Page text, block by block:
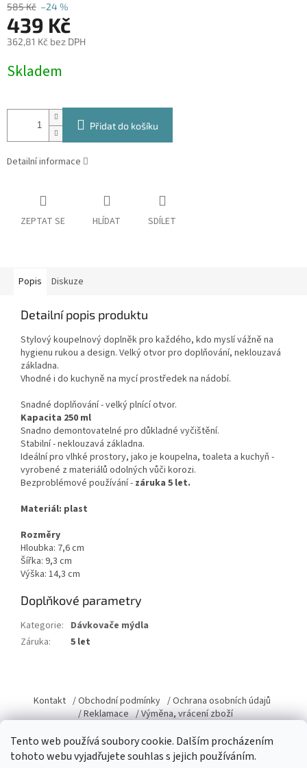
Tento web používá soubory cookie. Dalším procházením
tohoto webu vyjadřujete souhlas s jejich používáním.
585 Kč –24 %
439 Kč
362,81 Kč bez DPH
cena:
Skladem
Přidat do košíku
Detailní informace
ZEPTAT SE HLÍDAT SDÍLET
Popis Diskuze
Detailní popis produktu
Stylový koupelnový doplněk pro každého, kdo myslí vážně na
hygienu rukou a design. Velký otvor pro doplňování, neklouzavá
základna.
Vhodné i do kuchyně na mycí prostředek na nádobí.
Snadné doplňování - velký plnící otvor.
Kapacita 250 ml
Snadno demontovatelné pro důkladné vyčištění.
Stabilní - neklouzavá základna.
Ideální pro vlhké prostory, jako je koupelna, toaleta a kuchyň -
vyrobené z materiálů odolných vůči korozi.
Bezproblémové používání - záruka 5 let.
Materiál: plast
Rozměry
Hloubka: 7,6 cm
Šířka: 9,3 cm
Výška: 14,3 cm
Doplňkové parametry
Kategorie: Dávkovače mýdla
Záruka: 5 let
p
a
Kontakt / Obchodní podmínky / Ochrana osobních údajů
/ Reklamace / Výměna, vrácení zboží